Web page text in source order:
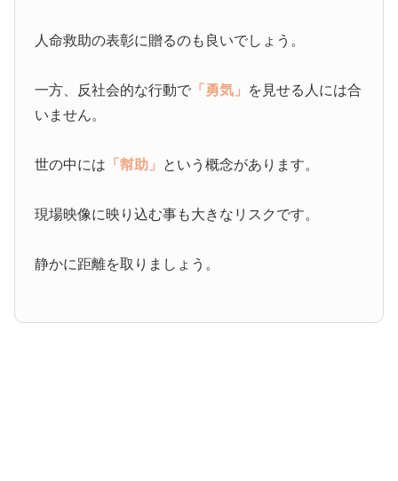
人命救助の表彰に贈るのも良いでしょう。
一方、反社会的な行動で 「勇気」 を見せる人には合
いません。
世の中には 「幇助」 という概念があります。
現場映像に映り込む事も大きなリスクです。
静かに距離を取りましょう。